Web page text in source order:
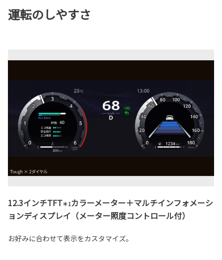
運転のしやすさ
12.3インチTFT＊1カラーメーター＋マルチインフォメーシ
ョンディスプレイ（メーター照度コントロール付）
お好みに合わせて表示をカスタマイズ。